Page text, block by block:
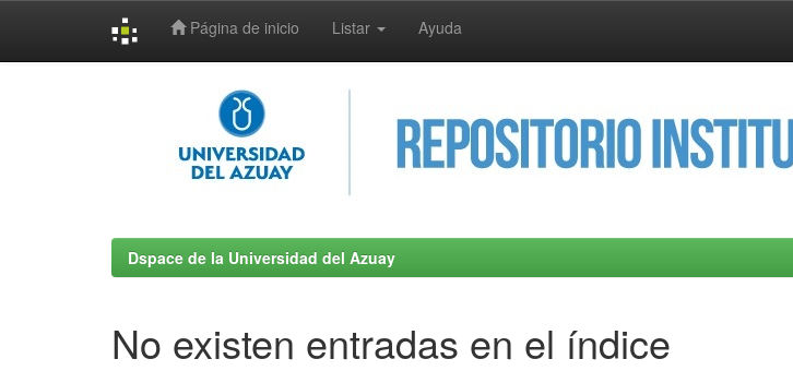
Página de inicio Listar Ayuda
Dspace de la Universidad del Azuay
No existen entradas en el índice